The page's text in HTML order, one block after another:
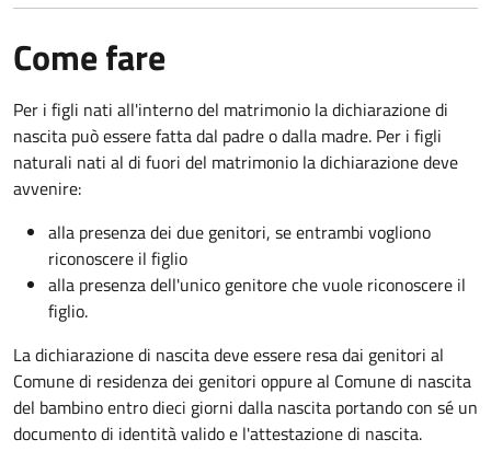
Come fare
Per i figli nati all'interno del matrimonio la dichiarazione di
nascita può essere fatta dal padre o dalla madre. Per i figli
naturali nati al di fuori del matrimonio la dichiarazione deve
avvenire:
alla presenza dei due genitori, se entrambi vogliono
riconoscere il figlio
alla presenza dell'unico genitore che vuole riconoscere il
figlio.
La dichiarazione di nascita deve essere resa dai genitori al
Comune di residenza dei genitori oppure al Comune di nascita
del bambino entro dieci giorni dalla nascita portando con sé un
documento di identità valido e l'attestazione di nascita.